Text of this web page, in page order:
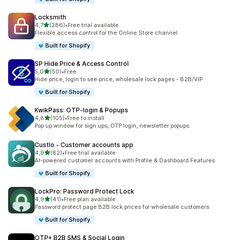
Locksmith
4,7na 5 gwiazdek
(286)
Łączna liczba recenzji: 286
•Free trial available
Flexible access control for the Online Store channel
Built for Shopify
SP Hide Price & Access Control
5,0na 5 gwiazdek
(50)
Łączna liczba recenzji: 50
•Free
Hide price, login to see price, wholesale lock pages - B2B/VIP
Built for Shopify
KwikPass: OTP‑login & Popups
4,8na 5 gwiazdek
(105)
Łączna liczba recenzji: 105
•Free to install
Pop up window for sign ups, OTP login, newsletter popups
Custlo ‑ Customer accounts app
4,9na 5 gwiazdek
(82)
Łączna liczba recenzji: 82
•Free trial available
AI-powered customer accounts with Profile & Dashboard Features
Built for Shopify
LockPro: Password Protect Lock
4,9na 5 gwiazdek
(41)
Łączna liczba recenzji: 41
•Free plan available
Password protect page B2B lock prices for wholesale customers
Built for Shopify
OTP+ B2B SMS & Social Login